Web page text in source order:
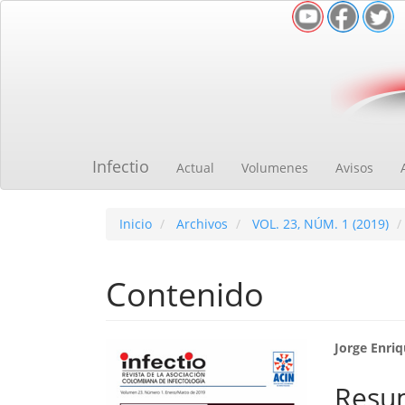
Infectio Actual Volumenes Avisos
Inicio Archivos VOL. 23, NÚM. 1 (2019)
Contenido
Barra
lateral
Jorge